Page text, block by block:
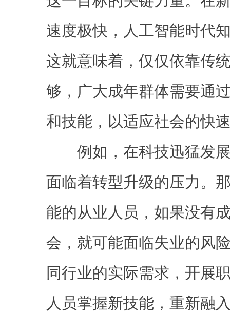
速度极快，人工智能时代
这就意味着，仅仅依靠传
够，广大成年群体需要通
和技能，以适应社会的快
例如，在科技迅猛发展
面临着转型升级的压力。
能的从业人员，如果没有
会，就可能面临失业的风
同行业的实际需求，开展
人员掌握新技能，重新融